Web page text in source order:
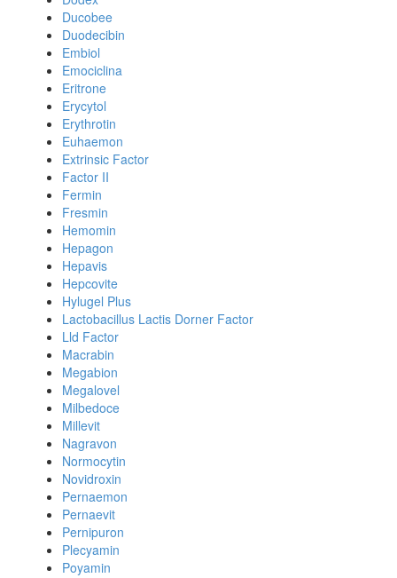
Ducobee
Duodecibin
Embiol
Emociclina
Eritrone
Erycytol
Erythrotin
Euhaemon
Extrinsic Factor
Factor II
Fermin
Fresmin
Hemomin
Hepagon
Hepavis
Hepcovite
Hylugel Plus
Lactobacillus Lactis Dorner Factor
Lld Factor
Macrabin
Megabion
Megalovel
Milbedoce
Millevit
Nagravon
Normocytin
Novidroxin
Pernaemon
Pernaevit
Pernipuron
Plecyamin
Poyamin